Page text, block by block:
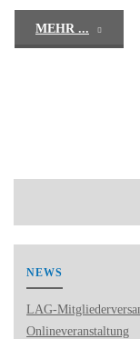
MEHR ...
NEWS
LAG-
Onlineveranstaltung